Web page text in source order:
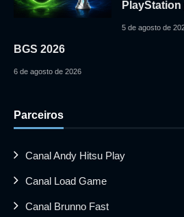
5 de agosto de
BGS 2026
6 de agosto de 2026
Parceiros
Canal Andy Hitsu Play
Canal Load Game
Canal Brunno Fast